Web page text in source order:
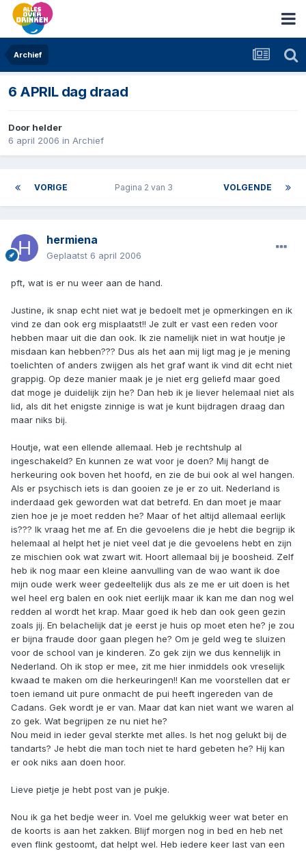
Archief
6 APRIL dag draad
Door helder
6 april 2006 in Archief
VORIGE VOLGENDE
Pagina 2 van 3
hermiena
Geplaatst 6 april 2006
pft, wat is er nu weer aan de hand.
Justine, ik snap echt niet wat je bedoelt met je opmerkingen en ik
vind ze dan ook erg misplaatst!! Je zult er vast een reden voor
hebben maar uit die dan ook. Ik zie namelijk niet in wat houtje je
misdaan kan hebben??? Dus als het aan mij ligt mag je je mening
toelichten of anders zwijgen als het graf want ik vind dit echt niet
grappig. Op deze manier maak je je niet erg geliefd maar goed
dat moge je duidelijk zijn he? Dan heb ik je liever helemaal niet als
lid, als dit het enigste zinnige is wat je kunt bijdragen draag dan
maar niks bij.
Houtje, wat een ellende allemaal. Heb je rechtshulp al
ingeschakeld? En kunnen ze wat voor je doen? Mij hangt de
herkeuring ook boven het hoofd, en zie de bui ook al wel hangen.
Als er psychisch iets is dan gooien ze je er zo uit. Nederland is
inderdaad gek geworden wat dat betrefd. En dan moet je maar
zien hoe je je moet redden he? Maar of het altijd allemaal eerlijk
is??? Ik vraag het me af. En die gevoelens die je hebt die begrijp ik
helemaal al helpt het je niet veel dat je die gevoelens hebt en zijn
ze mischien ook wat zwart wit. Hoort allemaal bij je boosheid. Zelf
heb ik nog maar een kleine aanvulling van de wao want ik doe
mijn oude werk weer gedeeltelijk dus als ze me er uit doen is het
wel heel erg balen en ook niet eerlijk maar ik kan me dan nog wel
redden al wordt het krap. Maar goed ik heb dan ook geen gezin
zoals jij. En belachelijk dat je eerst je huis op moet eten he? je zou
er bijna fraude door gaan plegen he? Om je geld weg te sluizen
voor de school van je kinderen. Zo gek zijn we dus kennelijk in
Nederland. Oh ik stop er mee, zit me hier inmiddels ook vreselijk
kwaad te maken om die herkeuringen!! Kan me voorstellen dat er
toen iemand uit pure onmacht de pui heeft ingereden van de
Cadans. Gek wordt je er van. Maar dat kan niet want we waren al
zo gek. Wat begrijpen ze nu niet he?
Nou meid in ieder geval sterkte met alles. Is het nog gelukt bij de
tandarts? Je hebt die man toch niet te hard gebeten he? Hij kan
er ook niks aan doen hoor.
Lieve pietje je hebt post van je pukje.
Nou ik ga het bedje weer in. Voel me gelukkig weer wat beter en
de koorts is aan het zakken. Blijf morgen nog in bed en heb net
even flink gestoomt, dat helpt wel. Heb iedere keer last van een